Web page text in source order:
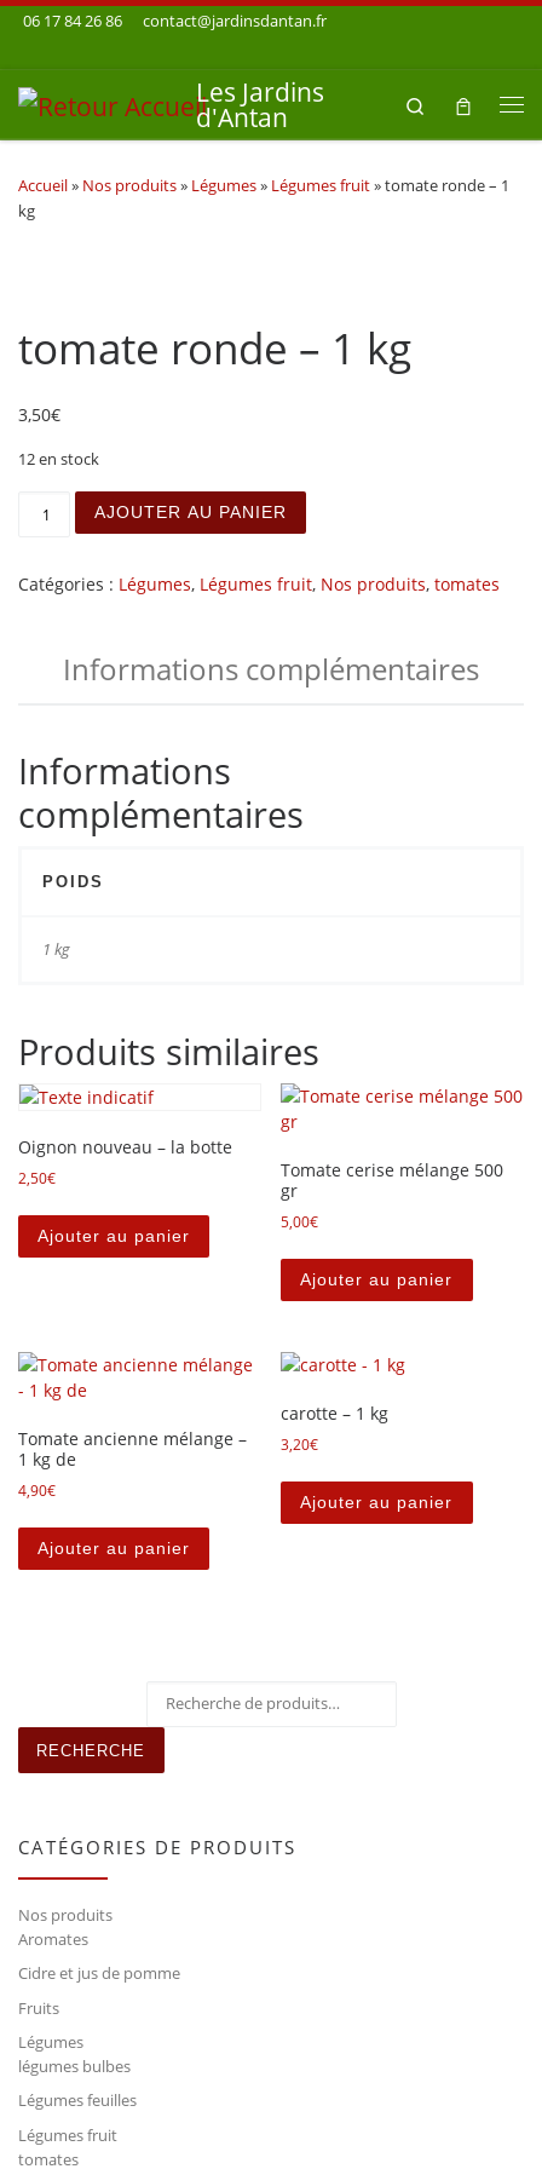
Skip to content
06 17 84 26 86 contact@jardinsdantan.fr
Les Jardins
d'Antan
Search
Accueil» Nos produits» Légumes» Légumes fruit»tomate ronde – 1
kg
tomate ronde – 1 kg
3,50€
12 en stock
quantité de tomate ronde - 1 kg
AJOUTER AU PANIER
Catégories : Légumes, Légumes fruit, Nos produits, tomates
Informations complémentaires
Informations
complémentaires
POIDS
1 kg
Produits similaires
Oignon nouveau – la botte
2,50€
Ajouter au panier
Tomate cerise mélange 500
gr
5,00€
Ajouter au panier
Tomate ancienne mélange –
1 kg de
4,90€
Ajouter au panier
carotte – 1 kg
3,20€
Ajouter au panier
RECHERCHE
CATÉGORIES DE PRODUITS
Nos produits
Aromates
Cidre et jus de pomme
Fruits
Légumes
légumes bulbes
Légumes feuilles
Légumes fruit
tomates